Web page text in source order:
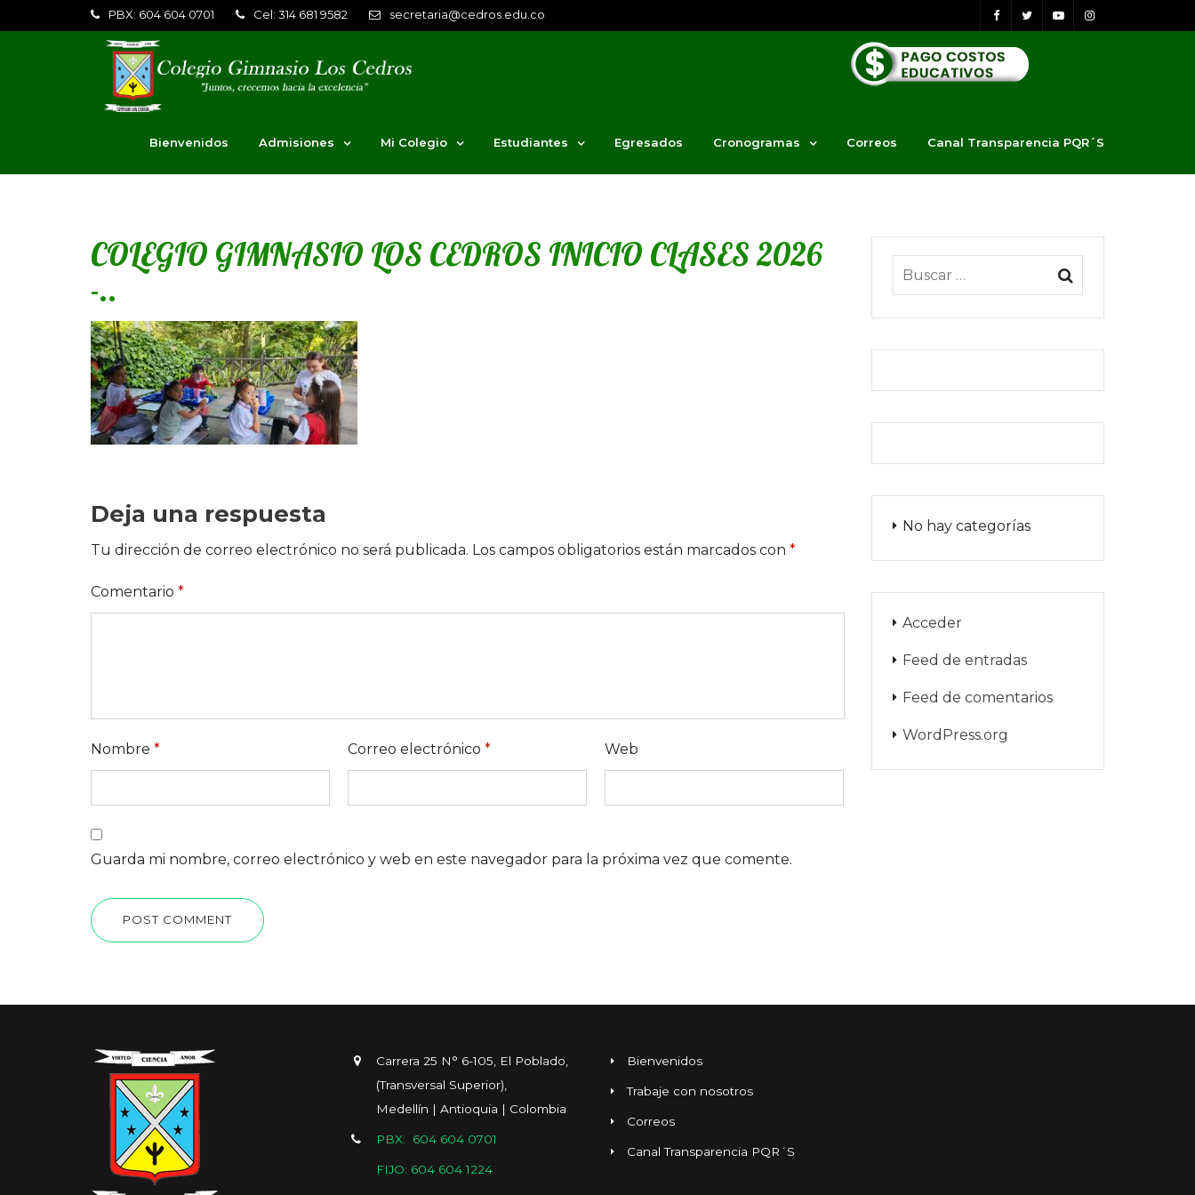
PBX: 604 604 0701 Cel: 314 681 9582 secretaria@cedros.edu.co
Bienvenidos Admisiones Mi Colegio Estudiantes Egresados Cronogramas Correos Canal Transparencia PQR´S
COLEGIO GIMNASIO LOS CEDROS INICIO CLASES 2026
-..
Deja una respuesta
Tu dirección de correo electrónico no será publicada. Los campos obligatorios están marcados con *
Comentario *
Nombre * Correo electrónico* Web
Guarda mi nombre, correo electrónico y web en este navegador para la próxima vez que comente.
POST COMMENT
No hay categorías
Acceder
Feed de entradas
Feed de comentarios
WordPress.org
Carrera 25 N° 6-105, El Poblado,
(Transversal Superior),
Medellín | Antioquia | Colombia
PBX: 604 604 0701
FIJO: 604 604 1224
Bienvenidos
Trabaje con nosotros
Correos
Canal Transparencia PQR´S